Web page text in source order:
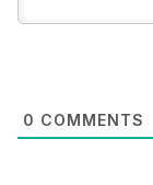
0 COMMENTS